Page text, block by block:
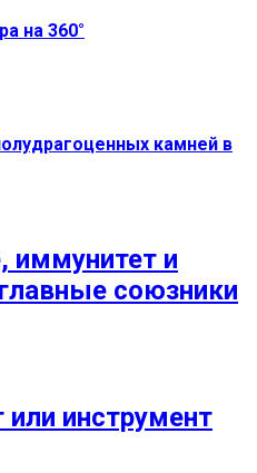
на 360°
камней в
иммунитет и
союзники
или инструмент